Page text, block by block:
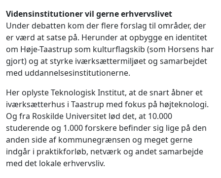
Vidensinstitutioner vil gerne erhvervslivet
Under debatten kom der flere forslag til områder, der
er værd at satse på. Herunder at opbygge en identitet
om Høje-Taastrup som kulturflagskib (som Horsens har
gjort) og at styrke iværksættermiljøet og samarbejdet
med uddannelsesinstitutionerne.
Her oplyste Teknologisk Institut, at de snart åbner et
iværksætterhus i Taastrup med fokus på højteknologi.
Og fra Roskilde Universitet lød det, at 10.000
studerende og 1.000 forskere befinder sig lige på den
anden side af kommunegrænsen og meget gerne
indgår i praktikforløb, netværk og andet samarbejde
med det lokale erhvervsliv.